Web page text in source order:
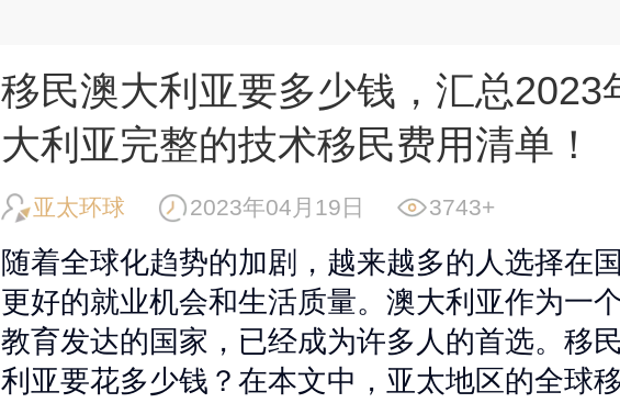
移民澳大利亚要多少钱，汇总2023
大利亚完整的技术移民费用清单！
亚太环球 2023年04月19日 3743+
随着全球化趋势的加剧，越来越多的人选择在
更好的就业机会和生活质量。澳大利亚作为一
教育发达的国家，已经成为许多人的首选。移
利亚要花多少钱？在本文中，亚太地区的全球